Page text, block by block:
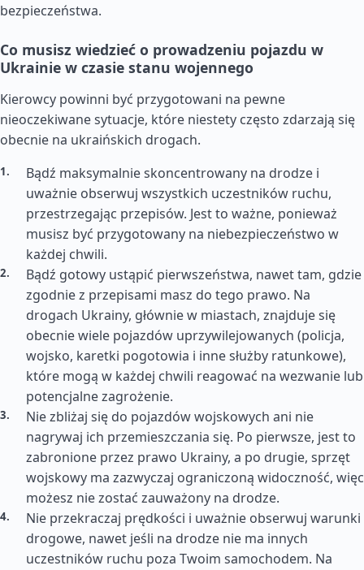
bezpieczeństwa.
Co musisz wiedzieć o prowadzeniu pojazdu w
Ukrainie w czasie stanu wojennego
Kierowcy powinni być przygotowani na pewne
nieoczekiwane sytuacje, które niestety często zdarzają się
obecnie na ukraińskich drogach.
Bądź maksymalnie skoncentrowany na drodze i
uważnie obserwuj wszystkich uczestników ruchu,
przestrzegając przepisów. Jest to ważne, ponieważ
musisz być przygotowany na niebezpieczeństwo w
każdej chwili.
Bądź gotowy ustąpić pierwszeństwa, nawet tam, gdzie
zgodnie z przepisami masz do tego prawo. Na
drogach Ukrainy, głównie w miastach, znajduje się
obecnie wiele pojazdów uprzywilejowanych (policja,
wojsko, karetki pogotowia i inne służby ratunkowe),
które mogą w każdej chwili reagować na wezwanie lub
potencjalne zagrożenie.
Nie zbliżaj się do pojazdów wojskowych ani nie
nagrywaj ich przemieszczania się. Po pierwsze, jest to
zabronione przez prawo Ukrainy, a po drugie, sprzęt
wojskowy ma zazwyczaj ograniczoną widoczność, więc
możesz nie zostać zauważony na drodze.
Nie przekraczaj prędkości i uważnie obserwuj warunki
drogowe, nawet jeśli na drodze nie ma innych
uczestników ruchu poza Twoim samochodem. Na